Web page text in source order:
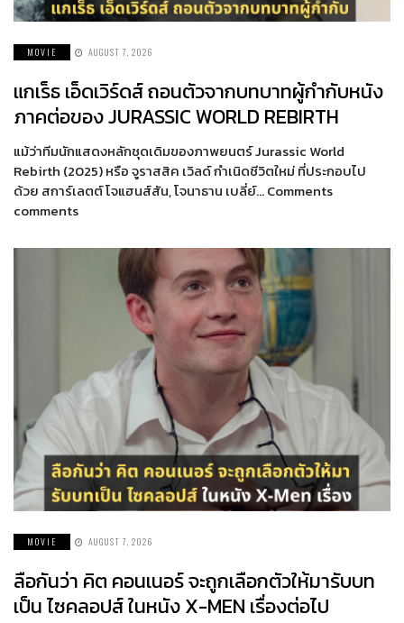
MOVIE AUGUST 7, 2026
แกเร็ธ เอ็ดเวิร์ดส์ ถอนตัวจากบทบาทผู้กำกับหนัง
ภาคต่อของ JURASSIC WORLD REBIRTH
แม้ว่าทีมนักแสดงหลักชุดเดิมของภาพยนตร์ Jurassic World
Rebirth (2025) หรือ จูราสสิค เวิลด์ กำเนิดชีวิตใหม่ ที่ประกอบไป
ด้วย สการ์เลตต์ โจแฮนส์สัน, โจนาธาน เบลี่ย์… Comments
comments
MOVIE AUGUST 7, 2026
ลือกันว่า คิต คอนเนอร์ จะถูกเลือกตัวให้มารับบท
เป็น ไซคลอปส์ ในหนัง X-MEN เรื่องต่อไป